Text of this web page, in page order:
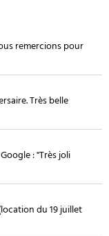
remercions pour
Très belle
: "Très joli
du 19 juillet